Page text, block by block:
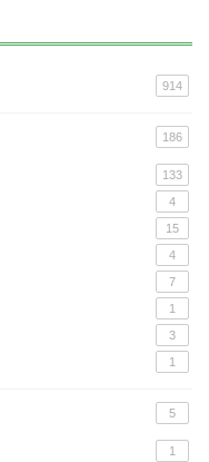
914
186
133
4
15
4
7
1
3
1
5
1